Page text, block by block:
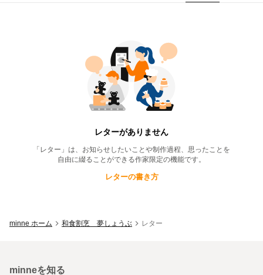
和食割烹 夢しょうぶのレター一覧
レターがありません
「レター」は、お知らせしたいことや制作過程、思ったことを
自由に綴ることができる作家限定の機能です。
レターの書き方
minne ホーム 和食割烹 夢しょうぶ レター
minneを知る